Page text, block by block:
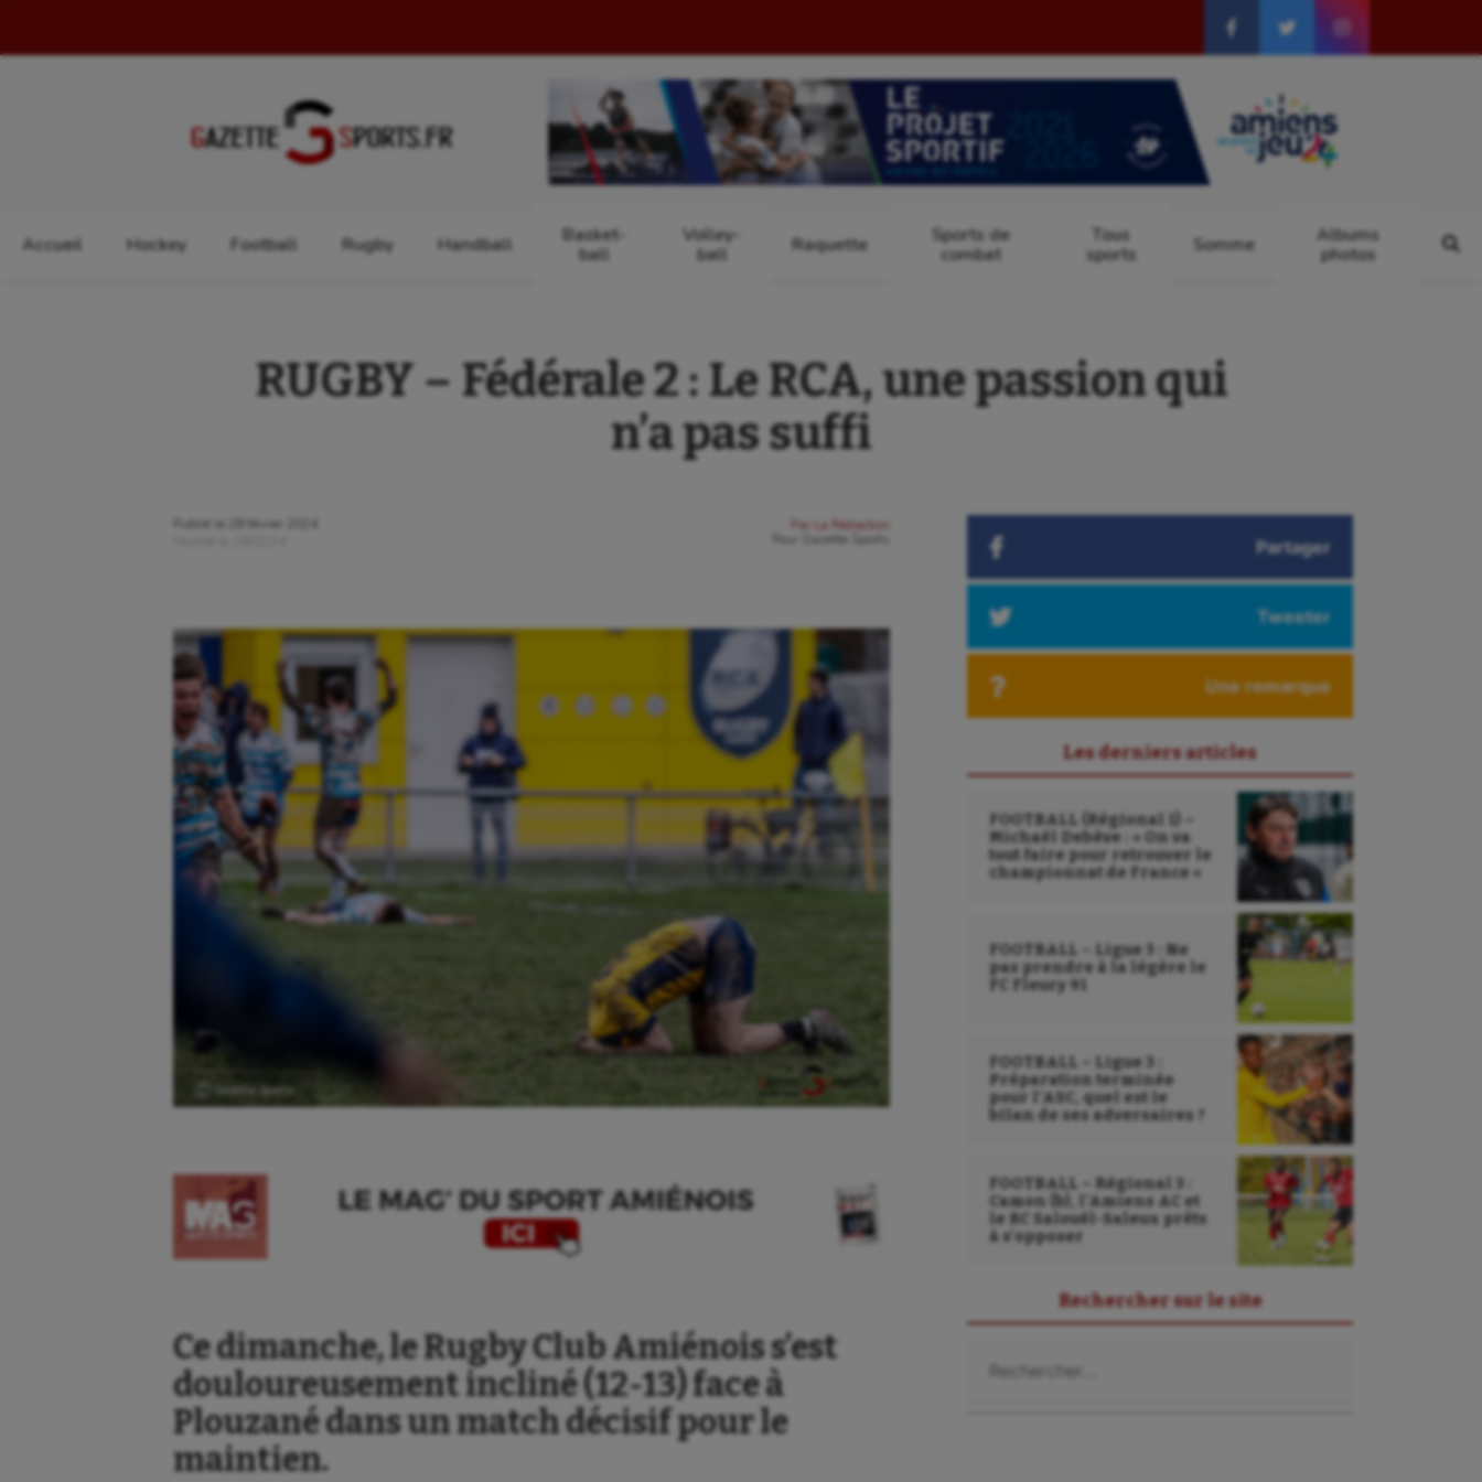
Accueil Hockey Football Rugby Handball
Basket-
ball
Volley-
ball
Raquette
Sports de
combat
Tous
sports
Somme
Albums
photos
RUGBY – Fédérale 2 : Le RCA, une passion qui
n’a pas suffi
Publié le
28 février 2024
Par
La Rédaction
Gazette Sports
Ⓒ Gazette Sports
Ce dimanche, le Rugby Club Amiénois s’est
douloureusement incliné (12-13) face à
Plouzané dans un match décisif pour le
maintien.
Partager
Tweeter
Une remarque
Les derniers articles
FOOTBALL (Régional 1) –
Michaël Debève : « On va
tout faire pour retrouver le
championnat de France »
FOOTBALL – Ligue 3 : Ne
pas prendre à la légère le
FC Fleury 91
FOOTBALL – Ligue 3 :
Préparation terminée
pour l’ASC, quel est le
bilan de ses adversaires ?
FOOTBALL – Régional 3 :
Camon (b), l’Amiens AC et
le RC Salouël-Saleux prêts
à s’opposer
Rechercher sur le site